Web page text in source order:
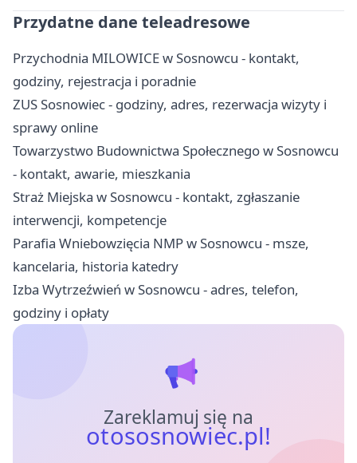
Przydatne dane teleadresowe
Przychodnia MILOWICE w Sosnowcu - kontakt,
godziny, rejestracja i poradnie
ZUS Sosnowiec - godziny, adres, rezerwacja wizyty i
sprawy online
Towarzystwo Budownictwa Społecznego w Sosnowcu
- kontakt, awarie, mieszkania
Straż Miejska w Sosnowcu - kontakt, zgłaszanie
interwencji, kompetencje
Parafia Wniebowzięcia NMP w Sosnowcu - msze,
kancelaria, historia katedry
Izba Wytrzeźwień w Sosnowcu - adres, telefon,
godziny i opłaty
Zareklamuj się na
otososnowiec.pl!